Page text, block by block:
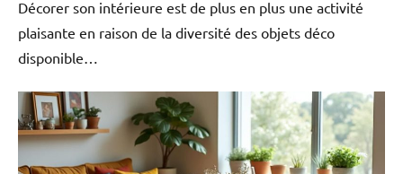
Décorer son intérieure est de plus en plus une activité
plaisante en raison de la diversité des objets déco
disponible…